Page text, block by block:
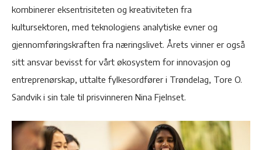
kombinerer eksentrisiteten og kreativiteten fra
kultursektoren, med teknologiens analytiske evner og
gjennomføringskraften fra næringslivet. Årets vinner er også
sitt ansvar bevisst for vårt økosystem for innovasjon og
entreprenørskap, uttalte fylkesordfører i Trøndelag, Tore O.
Sandvik i sin tale til prisvinneren Nina Fjelnset.